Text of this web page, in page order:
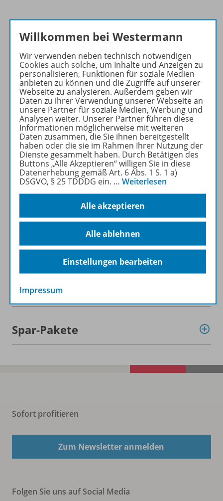
PRAXIS POLITIK &
Ihr Wegweiser zu den
wichtigsten Seiten:
zu den Abo-Angeboten
zum Zeitschriftenkiosk
zum Online-Archiv
Mehr zur Zeitschrift
Informationen
Beschreibung
Weitere Inhalte der Ausgabe
Spar-Pakete
Sofort profitieren
Zum Newsletter anmelden
Folgen Sie uns auf Social Media
Willkommen bei Westermann
Wir verwenden neben technisch notwendigen
Cookies auch solche, um Inhalte und Anzeigen zu
personalisieren, Funktionen für soziale Medien
anbieten zu können und die Zugriffe auf unserer
Webseite zu analysieren. Außerdem geben wir
Daten zu ihrer Verwendung unserer Webseite an
unsere Partner für soziale Medien, Werbung und
Analysen weiter. Unserer Partner führen diese
Informationen möglicherweise mit weiteren
Daten zusammen, die Sie ihnen bereitgestellt
haben oder die sie im Rahmen Ihrer Nutzung der
Dienste gesammelt haben. Durch Betätigen des
Buttons „Alle Akzeptieren“ willigen Sie in diese
Datenerhebung gemäß Art. 6 Abs. 1 S. 1 a)
DSGVO, § 25 TDDDG ein. … Weiterlesen
Alle akzeptieren
Alle ablehnen
Einstellungen bearbeiten
Impressum